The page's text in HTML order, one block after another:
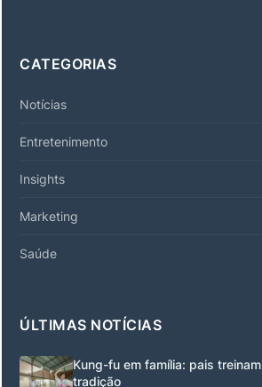
CATEGORIAS
Notícias
Entretenimento
Insights
Marketing
Saúde
ÚLTIMAS NOTÍCIAS
Kung-fu em família: pais
tradição